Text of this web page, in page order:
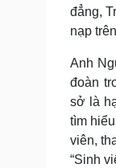
đẳng,
nạp
Anh
đoàn
sở là
tìm
viên,
“Sinh